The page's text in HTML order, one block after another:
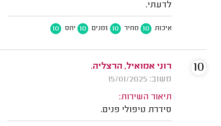
לדעתי.
איכות 10 מחיר 10 זמנים 10 יחס 10
רוני אמואיל, הרצליה.
משוב: 15/01/2025
תיאור השירות:
סידרת טיפולי פנים.
10